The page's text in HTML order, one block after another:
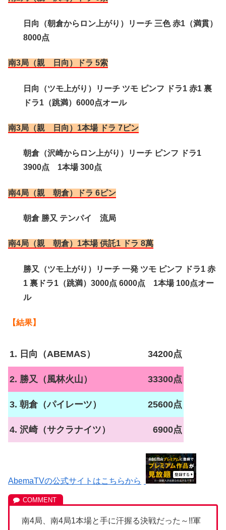
日向（朝倉からロン上がり）リーチ 三色 赤1（満貫）
8000点
南3局（親 日向）ドラ 5索
日向（ツモ上がり）リーチ ツモ ピンフ ドラ1 赤1 裏
ドラ1（跳満）6000点オール
南3局（親 日向）1本場 ドラ 7ピン
朝倉（沢崎からロン上がり）リーチ ピンフ ドラ1
3900点 1本場 300点
南4局（親 朝倉）ドラ 6ピン
朝倉 勝又 テンパイ 流局
南4局（親 朝倉）1本場 供託1 ドラ 8萬
勝又（ツモ上がり）リーチ 一発 ツモ ピンフ ドラ1 赤
1 裏ドラ1（跳満）3000点 6000点 1本場 100点オー
ル
【結果】
1. 日向（ABEMAS） 34200点
2. 勝又（風林火山） 33300点
3. 朝倉（パイレーツ） 25600点
4. 沢崎（サクラナイツ） 6900点
AbemaTVの公式サイトはこちらから
南4局、南4局1本場と手に汗握る決戦だった～!!軍